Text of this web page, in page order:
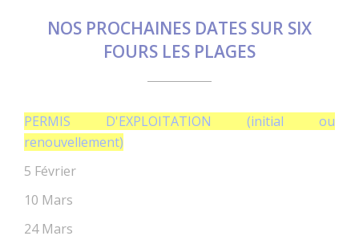
NOS PROCHAINES DATES SUR SIX
FOURS LES PLAGES
PERMIS D'EXPLOITATION (initial ou
renouvellement)
5 Février
10 Mars
24 Mars